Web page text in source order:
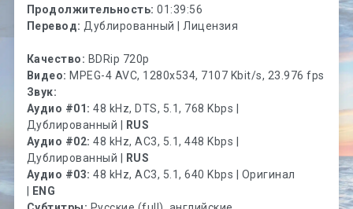
Продолжительность: 01:39:56
Перевод: Дублированный | Лицензия
Качество: BDRip 720p
Видео: MPEG-4 AVC, 1280x534, 7107 Kbit/s, 23.976 fps
Звук:
Аудио #01: 48 kHz, DTS, 5.1, 768 Kbps |
Дублированный | RUS
Аудио #02: 48 kHz, AC3, 5.1, 448 Kbps |
Дублированный | RUS
Аудио #03: 48 kHz, AC3, 5.1, 640 Kbps | Оригинал
| ENG